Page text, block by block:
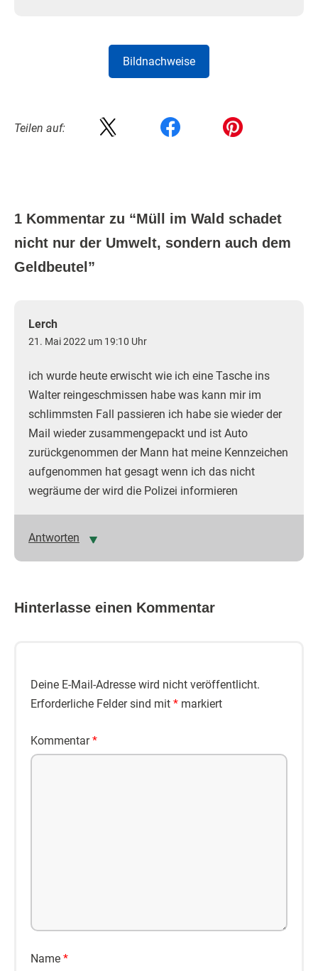
Bildnachweise
Teilen auf:
1 Kommentar zu “Müll im Wald schadet
nicht nur der Umwelt, sondern auch dem
Geldbeutel ”
Lerch
21. Mai 2022 um 19:10 Uhr
ich wurde heute erwischt wie ich eine Tasche ins
Walter reingeschmissen habe was kann mir im
schlimmsten Fall passieren ich habe sie wieder der
Mail wieder zusammengepackt und ist Auto
zurückgenommen der Mann hat meine Kennzeichen
aufgenommen hat gesagt wenn ich das nicht
wegräume der wird die Polizei informieren
Antworten
Hinterlasse einen Kommentar
Deine E-Mail-Adresse wird nicht veröffentlicht.
Erforderliche Felder sind mit * markiert
Kommentar*
Name *